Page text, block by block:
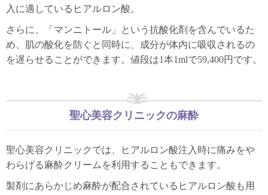
入に適しているヒアルロン酸。
さらに、「マンニトール」という抗酸化剤を含んでいるた
め、肌の酸化を防ぐと同時に、成分が体内に吸収されるの
を遅らせることができます。値段は1本1mlで59,400円です。
聖心美容クリニックの麻酔
聖心美容クリニックでは、ヒアルロン酸注入時に痛みをや
わらげる麻酔クリームを利用することもできます。
製剤にあらかじめ麻酔が配合されているヒアルロン酸も用